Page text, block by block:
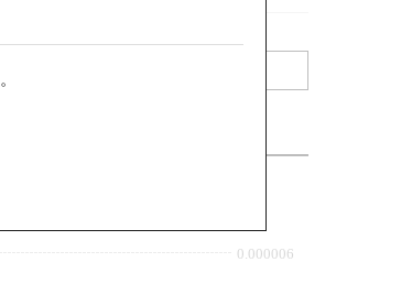
。
0.000006